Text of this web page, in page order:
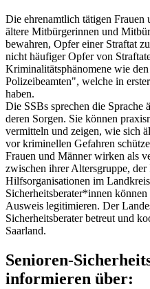
Die ehrenamtlich tätigen
ältere Mitbürgerinnen und
bewahren, Opfer einer Straftat
nicht häufiger Opfer von
Kriminalitätsphänomene wie
Polizeibeamten", welche in
haben.
Die SSBs sprechen die Sprache
deren Sorgen. Sie können
vermitteln und zeigen, wie sich
vor kriminellen Gefahren
Frauen und Männer wirken als
zwischen ihrer Altersgruppe,
Hilfsorganisationen im
Sicherheitsberater*innen
Ausweis legitimieren. Der
Sicherheitsberater betreut und
Saarland.
Senioren-
informieren über: